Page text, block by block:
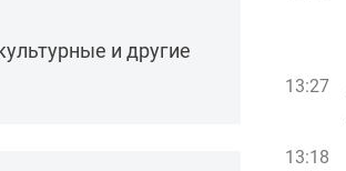
и другие
13:27
13:18